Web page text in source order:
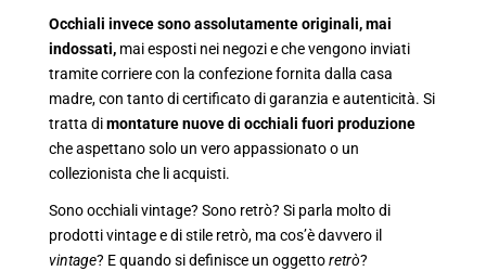
Occhiali invece sono assolutamente originali, mai
indossati, mai esposti nei negozi e che vengono inviati
tramite corriere con la confezione fornita dalla casa
madre, con tanto di certificato di garanzia e autenticità. Si
tratta dimontature nuove di occhiali fuori produzione
che aspettano solo un vero appassionato o un
collezionista che li acquisti.
Sono occhiali vintage? Sono retrò? Si parla molto di
prodotti vintage e di stile retrò, ma cos’è davvero il
vintage? E quando si definisce un oggettoretrò?